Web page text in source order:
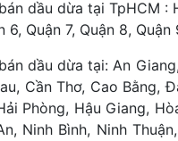
dầu dừa tại TpHCM :
6, Quận 7, Quận 8,
dầu dừa tại: An
Cần Thơ, Cao Bằng,
Phòng, Hậu Giang,
Ninh Bình, Ninh